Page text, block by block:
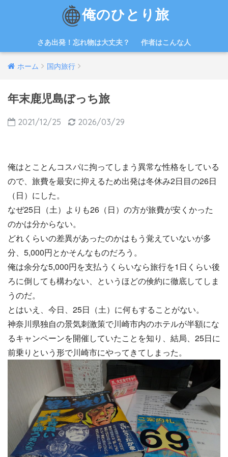
俺のひとり旅
さあ出発！忘れ物は大丈夫？ 作者はこんな人
ホーム 国内旅行
年末鹿児島ぼっち旅
2021/12/25 2026/03/29
俺はとことんコスパに拘ってしまう異常な性格をしている
ので、旅費を最安に抑えるため出発は冬休み2日目の26日
（日）にした。
なぜ25日（土）よりも26（日）の方が旅費が安くかった
のかは分からない。
どれくらいの差異があったのかはもう覚えていないが多
分、5,000円とかそんなものだろう。
俺は余分な5,000円を支払うくらいなら旅行を1日くらい後
ろに倒しても構わない、というほどの倹約に徹底してしま
うのだ。
とはいえ、今日、25日（土）に何もすることがない。
神奈川県独自の景気刺激策で川崎市内のホテルが半額にな
るキャンペーンを開催していたことを知り、結局、25日に
前乗りという形で川崎市にやってきてしまった。